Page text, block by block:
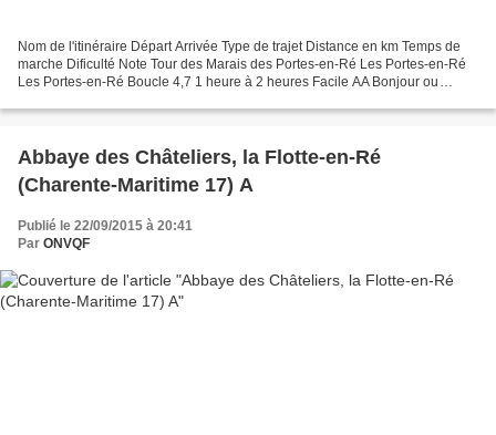
Nom de l'itinéraire Départ Arrivée Type de trajet Distance en km Temps de
marche Dificulté Note Tour des Marais des Portes-en-Ré Les Portes-en-Ré
Les Portes-en-Ré Boucle 4,7 1 heure à 2 heures Facile AA Bonjour ou
Abbaye des Châteliers, la Flotte-en-Ré
(Charente-Maritime 17) A
Publié le 22/09/2015 à 20:41
Par ONVQF